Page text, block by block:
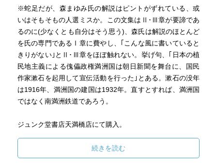
※蛇足だが、森まゆみ氏の解説はピントがずれている、或
いはそもそもの人選ミスか。この文集はⅡ･Ⅲ章が要諦であ
るのに(少なくとも自分はそう思う)、森氏は解説のほとんど
を氏の専門であるⅠ章に費やし、｢こんな風に書いていると
きりがない｣とⅡ･Ⅲ章をほぼ触れない。挙げ句、｢日本の植
民地主義による傀儡政権満洲国は朝日新聞を舞台に、国民
作家漱石を起用して宣伝活動を行った｣とある。漱石の没年
は1916年、満洲国の建国は1932年。直すとすれば、満洲国
ではなく南満洲鉄道であろう。
ジュンク堂書店天満橋店にて購入。
続きを読む